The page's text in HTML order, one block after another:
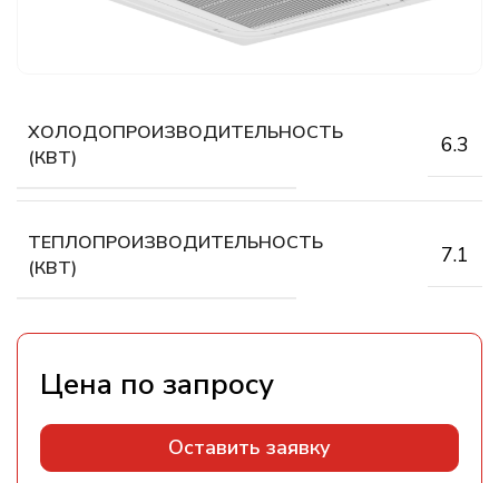
ХОЛОДОПРОИЗВОДИТЕЛЬНОСТЬ
(КВТ)
6.3
ТЕПЛОПРОИЗВОДИТЕЛЬНОСТЬ
(КВТ)
7.1
Оставить заявку